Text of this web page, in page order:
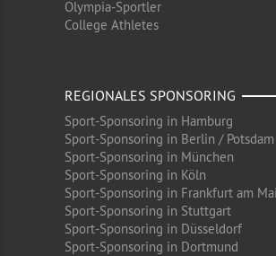
Olympia-Sportler
College Athletes
REGIONALES SPONSORING
Sport-Sponsoring in Hamburg
Sport-Sponsoring in Berlin / Potsdam
Sport-Sponsoring in München
Sport-Sponsoring in Köln
Sport-Sponsoring in Frankfurt am
Sport-Sponsoring in Stuttgart
Sport-Sponsoring in Düsseldorf
Sport-Sponsoring in Dortmund